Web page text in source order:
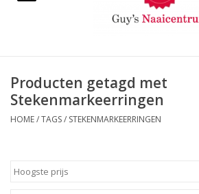
Paspoppen
Producten getagd met
Stekenmarkeerringen
HOME/TAGS/ STEKENMARKEERRINGEN